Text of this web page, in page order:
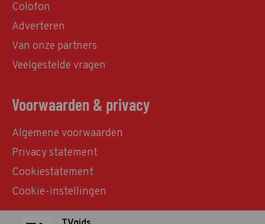
Colofon
Adverteren
Van onze partners
Veelgestelde vragen
Voorwaarden & privacy
Algemene voorwaarden
Privacy statement
Cookiestatement
Cookie-instellingen